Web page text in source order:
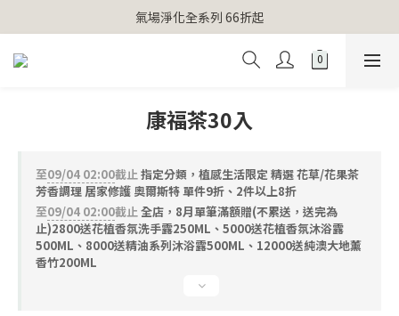
【官網獨家】首次消費 不限金額 即送 香遇熊超人行李吊牌
氣場淨化全系列 66折起
【官網獨家】首次消費 不限金額 即送 香遇熊超人行李吊牌
康福茶30入
至09/04 02:00截止指定分類，植感生活限定 精選 花草/花果茶
芳香調理 居家修護 奧爾斯特 單件9折、2件以上8折
至09/04 02:00截止全店，8月單筆滿額贈(不累送，送完為
止)2800送花植香氛洗手露250ML、5000送花植香氛沐浴露
500ML、8000送精油系列沐浴露500ML、12000送純澳大地薰
香竹200ML